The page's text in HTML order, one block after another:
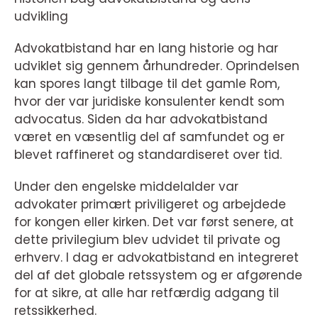
udvikling
Advokatbistand har en lang historie og har
udviklet sig gennem århundreder. Oprindelsen
kan spores langt tilbage til det gamle Rom,
hvor der var juridiske konsulenter kendt som
advocatus. Siden da har advokatbistand
været en væsentlig del af samfundet og er
blevet raffineret og standardiseret over tid.
Under den engelske middelalder var
advokater primært priviligeret og arbejdede
for kongen eller kirken. Det var først senere, at
dette privilegium blev udvidet til private og
erhverv. I dag er advokatbistand en integreret
del af det globale retssystem og er afgørende
for at sikre, at alle har retfærdig adgang til
retssikkerhed.